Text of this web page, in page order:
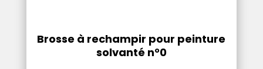
Brosse à rechampir pour peinture
solvanté n°0